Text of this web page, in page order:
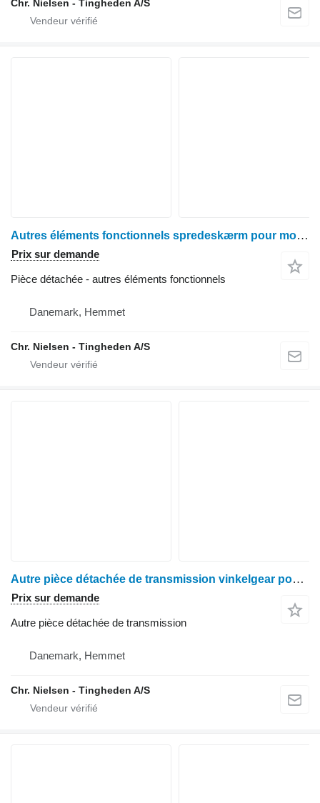
Chr. Nielsen - Tingheden A/S
Autres éléments fonctionnels spredeskærm pour moissonneuse-batteuse Deutz 2680
Prix sur demande
Pièce détachée - autres éléments fonctionnels
Danemark, Hemmet
Chr. Nielsen - Tingheden A/S
Autre pièce détachée de transmission vinkelgear pour moissonneuse-batteuse Deutz 3610
Prix sur demande
Autre pièce détachée de transmission
Danemark, Hemmet
Chr. Nielsen - Tingheden A/S